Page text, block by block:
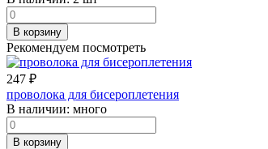
В корзину
Рекомендуем посмотреть
247 ₽
проволока для бисероплетения
В наличии: много
В корзину